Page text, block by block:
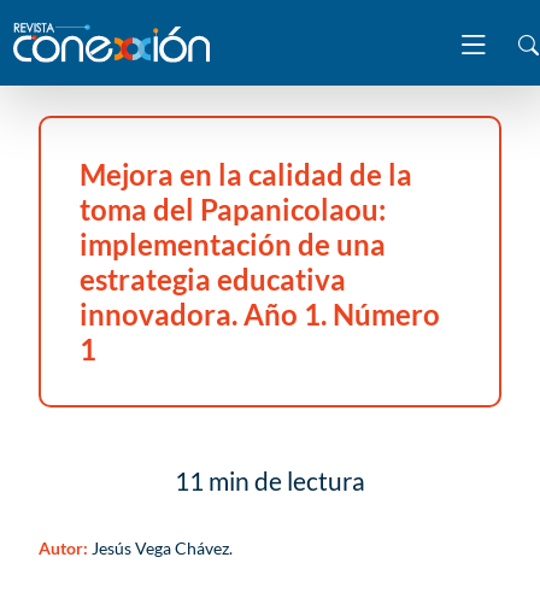
Mejora en la calidad de la
toma del Papanicolaou:
implementación de una
estrategia educativa
innovadora. Año 1. Número
1
11 min de lectura
Autor: Jesús Vega Chávez.